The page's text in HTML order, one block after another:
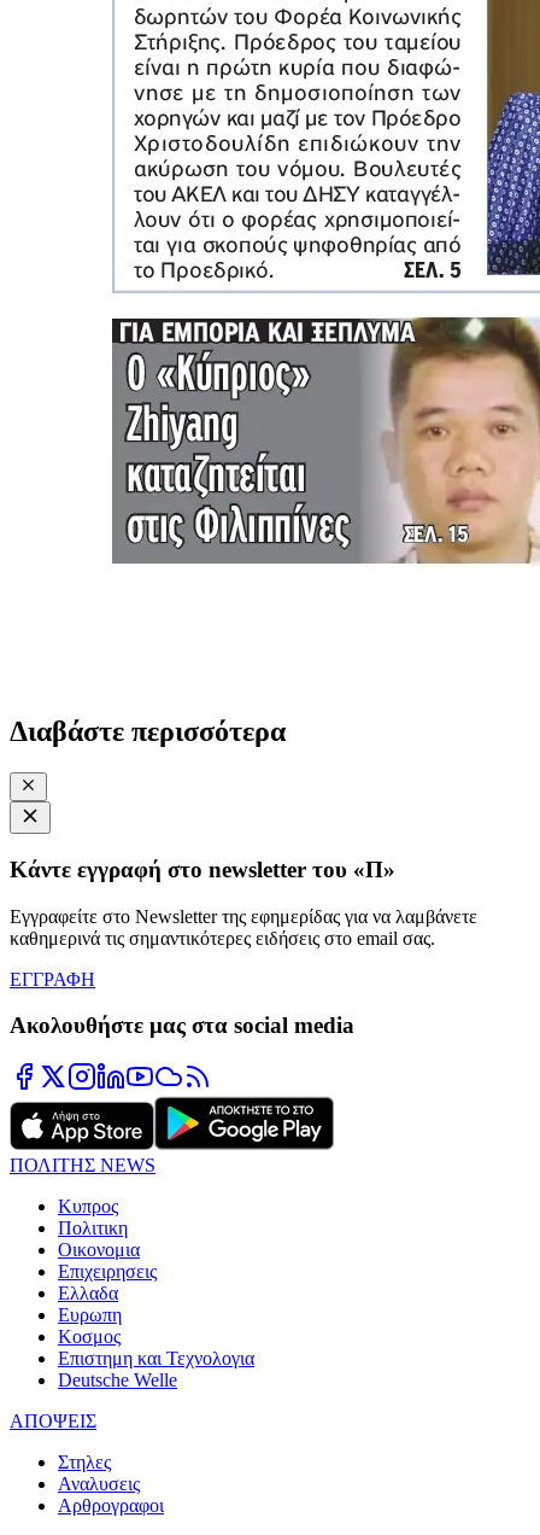
Διαβάστε περισσότερα
Κάντε εγγραφή στο newsletter του «Π»
Εγγραφείτε στο Newsletter της εφημερίδας για να λαμβάνετε
καθημερινά τις σημαντικότερες ειδήσεις στο email σας.
ΕΓΓΡΑΦΗ
Ακολουθήστε μας στα social media
ΠΟΛΙΤΗΣ NEWS
Κυπρος
Πολιτικη
Οικονομια
Επιχειρησεις
Ελλαδα
Ευρωπη
Κοσμος
Επιστημη και Τεχνολογια
Deutsche Welle
ΑΠΟΨΕΙΣ
Στηλες
Αναλυσεις
Αρθρογραφοι